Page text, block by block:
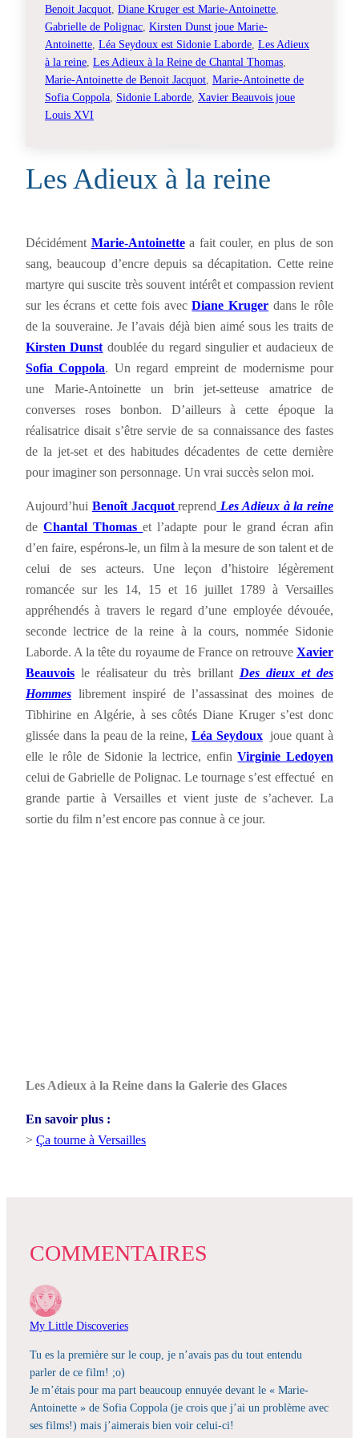
Benoit Jacquot Diane Kruger est Marie-Antoinette
Gabrielle de Polignac Kirsten Dunst joue Marie-
Antoinette Léa Seydoux est Sidonie Laborde Les Adieux
à la reine Les Adieux à la Reine de Chantal Thomas
Marie-Antoinette de Benoit Jacquot Marie-Antoinette de
Sofia Coppola Sidonie Laborde Xavier Beauvois joue
Louis XVI
Les Adieux à la reine
Décidément Marie-Antoinettea fait couler, en plus de son
sang, beaucoup d’encre depuis sa décapitation. Cette reine
martyre qui suscite très souvent intérêt et compassion revient
sur les écrans et cette fois avecDiane Kruger dans le rôle
de la souveraine. Je l’avais déjà bien aimé sous les traits de
Kirsten Dunstdoublée du regard singulier et audacieux de
Sofia Coppola. Un regard empreint de modernisme pour
une Marie-Antoinette un brin jet-setteuse amatrice de
converses roses bonbon. D’ailleurs à cette époque la
réalisatrice disait s’être servie de sa connaissance des fastes
de la jet-set et des habitudes décadentes de cette dernière
pour imaginer son personnage. Un vrai succès selon moi.
Aujourd’hui Benoît Jacquotreprend Les Adieux à la reine
deChantal Thomaset l’adapte pour le grand écran afin
d’en faire, espérons-le, un film à la mesure de son talent et de
celui de ses acteurs. Une leçon d’histoire légèrement
romancée sur les 14, 15 et 16 juillet 1789 à Versailles
appréhendés à travers le regard d’une employée dévouée,
seconde lectrice de la reine à la cours, nommée Sidonie
Laborde. A la tête du royaume de France on retrouve Xavier
Beauvois le réalisateur du très brillant Des dieux et des
Hommes librement inspiré de l’assassinat des moines de
Tibhirine en Algérie, à ses côtés Diane Kruger s’est donc
glissée dans la peau de la reine, Léa Seydoux joue quant à
elle le rôle de Sidonie la lectrice, enfinVirginie Ledoyen
celui de Gabrielle de Polignac. Le tournage s’est effectué en
grande partie à Versailles et vient juste de s’achever. La
sortie du film n’est encore pas connue à ce jour.
Les Adieux à la Reine dans la Galerie des Glaces
En savoir plus :
> Ça tourne à Versailles
COMMENTAIRES
My Little Discoveries
Tu es la première sur le coup, je n’avais pas du tout entendu
parler de ce film! ;o)
Je m’étais pour ma part beaucoup ennuyée devant le « Marie-
Antoinette » de Sofia Coppola (je crois que j’ai un problème avec
ses films!) mais j’aimerais bien voir celui-ci!